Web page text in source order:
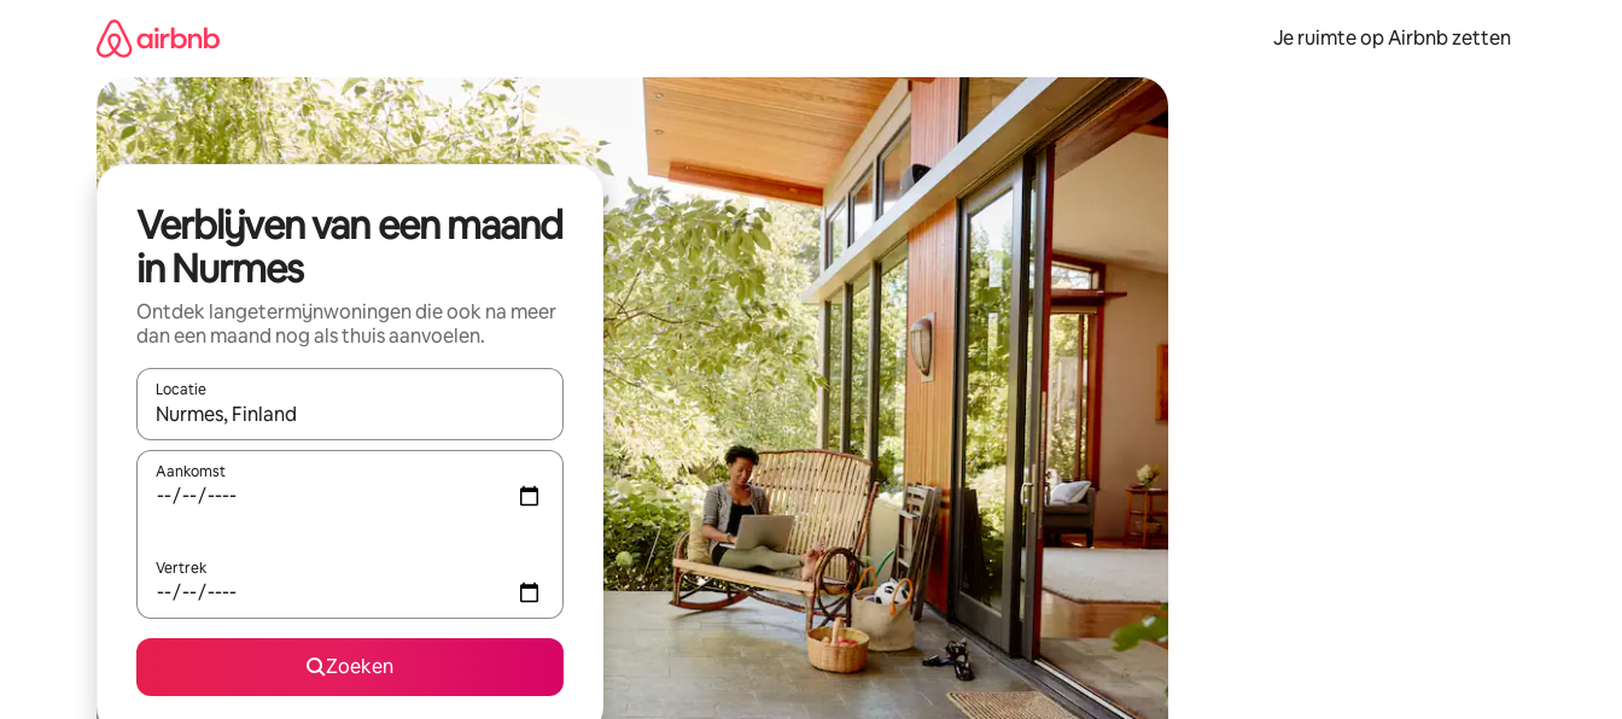
Je ruimte op Airbnb zetten
Verblijven van een maand
in Nurmes
Ontdek langetermijnwoningen die ook na meer
dan een maand nog als thuis aanvoelen.
Locatie
Wanneer er suggesties beschikbaar zijn, maak je een keuze met je de pijltjestoetsen omhoog en omlaag, óf door te tikken of swipen.
Aankomst
Vertrek
Zoeken